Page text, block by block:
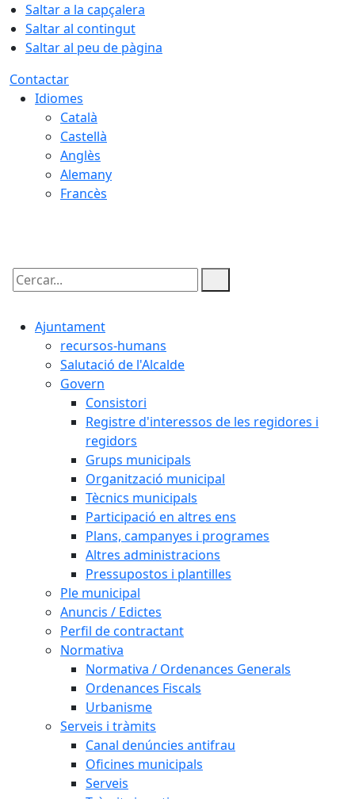
Saltar a la capçalera
Saltar al contingut
Saltar al peu de pàgina
Contactar
Idiomes
Català
Castellà
Anglès
Alemany
Francès
Cercar:
Ajuntament
recursos-humans
Salutació de l'Alcalde
Govern
Consistori
Registre d'interessos de les regidores i
regidors
Grups municipals
Organització municipal
Tècnics municipals
Participació en altres ens
Plans, campanyes i programes
Altres administracions
Pressupostos i plantilles
Ple municipal
Anuncis / Edictes
Perfil de contractant
Normativa
Normativa / Ordenances Generals
Ordenances Fiscals
Urbanisme
Serveis i tràmits
Canal denúncies antifrau
Oficines municipals
Serveis